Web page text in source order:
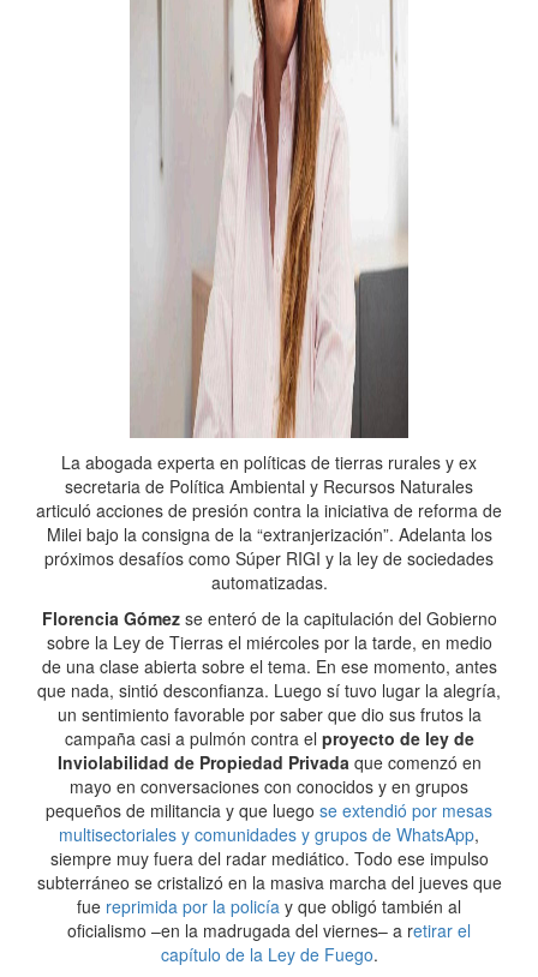
La abogada experta en políticas de tierras rurales y ex
secretaria de Política Ambiental y Recursos Naturales
articuló acciones de presión contra la iniciativa de reforma de
Milei bajo la consigna de la “extranjerización”. Adelanta los
próximos desafíos como Súper RIGI y la ley de sociedades
automatizadas.
Florencia Gómezse enteró de la capitulación del Gobierno
sobre la Ley de Tierras el miércoles por la tarde, en medio
de una clase abierta sobre el tema. En ese momento, antes
que nada, sintió desconfianza. Luego sí tuvo lugar la alegría,
un sentimiento favorable por saber que dio sus frutos la
campaña casi a pulmón contra el proyecto de ley de
Inviolabilidad de Propiedad Privadaque comenzó en
mayo en conversaciones con conocidos y en grupos
pequeños de militancia y que luego se extendió por mesas
multisectoriales y comunidades y grupos de WhatsApp,
siempre muy fuera del radar mediático. Todo ese impulso
subterráneo se cristalizó en la masiva marcha del jueves que
fue reprimida por la policía y que obligó también al
oficialismo –en la madrugada del viernes– a retirar el
capítulo de la Ley de Fuego.